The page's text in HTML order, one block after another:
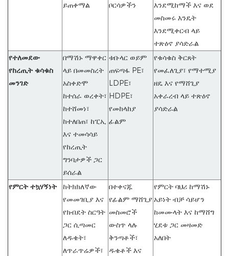
ይጠቀማል
ቦርሳዎችን
እንደሚከማች እና ወደ
መስመሩ እንዴት
እንደሚቀርብ ላይ
ተጽዕኖ ያሳድራል
የተለመደው
የከረጢት ቁሳቁስ
መንገድ
በማሽኑ ማዋቀር
ላይ በመመስረት
አስቀድሞ
ከተሰራ ወረቀት፣
ከተሸመነ፣
ከተለበጠ፣ ከፒኢ
እና ተመሳሳይ
የከረጢት
ግንባታዎች ጋር
ይሰራል
ቱቡላር ወይም
ጠፍጣፋ PE፣
LDPE፣
HDPE፣
የመከላከያ
ፊልም
የቁሳቁስ ቅርጸት
የመፈለጊያ፣ የማተሚያ
ዘዴ እና የማሸጊያ
አቀራረብ ላይ ተጽዕኖ
ያሳድራል
የምርት ተኳሃኝነት
ከትክክለኛው
የመመገቢያ እና
የክብደት ስርዓት
ጋር ሲጣመር
ለዱቄት፣
ለጥራጥሬዎች፣
በተቀናጁ
የፊልም ማሸጊያ
መስመሮች
ውስጥ ላሉ
ቅንጣቶች፣
ዱቄቶች እና
የምርት ባህሪ ከማሽኑ
አይነት ብቻ ሳይሆን
ከመሙላት እና ከማሸግ
ሂደቱ ጋር መዛመድ
አለበት